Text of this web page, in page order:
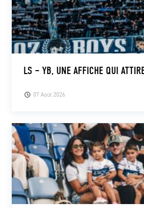
07 Août 2026
LS – YB, UNE AFFICHE QUI